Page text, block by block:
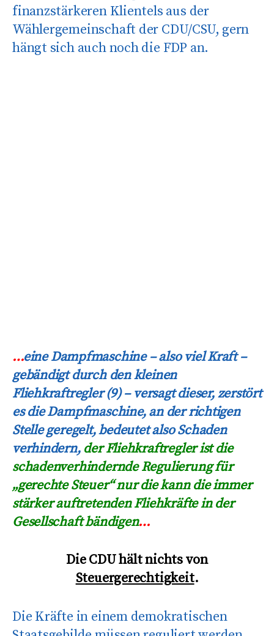
finanzstärkeren Klientels aus der
Wählergemeinschaft der CDU/CSU, gern
hängt sich auch noch die FDP an.
…eine Dampfmaschine – also viel Kraft –
gebändigt durch den kleinen
Fliehkraftregler (9) – versagt dieser, zerstört
es die Dampfmaschine, an der richtigen
Stelle geregelt, bedeutet also Schaden
verhindern, der Fliehkraftregler ist die
schadenverhindernde Regulierung für
„gerechte Steuer“ nur die kann die immer
stärker auftretenden Fliehkräfte in der
Gesellschaft bändigen…
Die CDU hält nichts von
Steuergerechtigkeit.
Die Kräfte in einem demokratischen